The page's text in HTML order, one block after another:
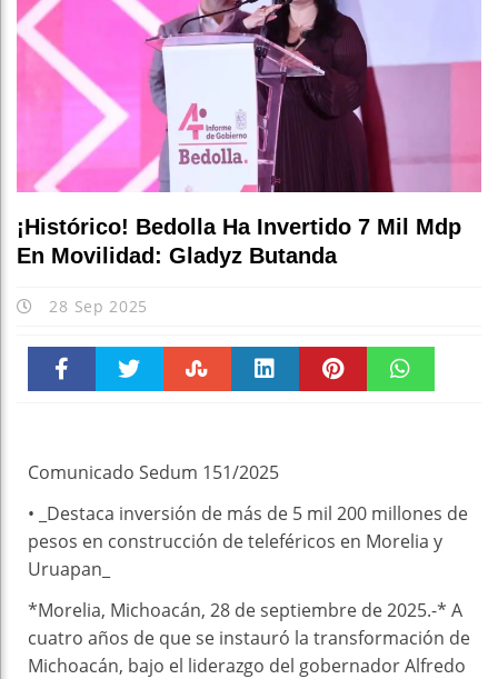
¡Histórico! Bedolla Ha Invertido 7 Mil Mdp
En Movilidad: Gladyz Butanda
28 Sep 2025
Comunicado Sedum 151/2025
• _Destaca inversión de más de 5 mil 200 millones de
pesos en construcción de teleféricos en Morelia y
Uruapan_
*Morelia, Michoacán, 28 de septiembre de 2025.-* A
cuatro años de que se instauró la transformación de
Michoacán, bajo el liderazgo del gobernador Alfredo